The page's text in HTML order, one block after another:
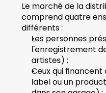
Le marché de la
comprend quatre
différents :
Les personnes
l'enregistrement
artistes) ;
Ceux qui
label ou un